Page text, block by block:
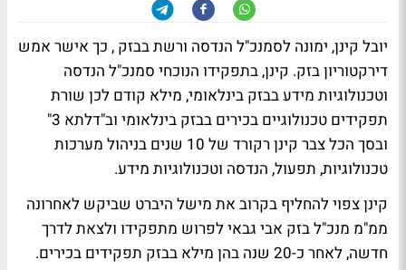
יובל קינן, ימונה לסמנכ"ל הנדסה ורשת בבזק , כך אישר אמש
דירקטוריון בזק. קינן, בתפקידו הנוכחי סמנכ"ל הנדסה
וטכנולוגיות מידע בבזק בינלאומי, מילא קודם לכן שורת
תפקידים טכנולוגיים בכירים בבזק בינלאומי וב"דלתא 3"
ובסך הכל צבר קינן רקורד של 10 שנים בניהול מערכות
טכנולוגיות, תפעול, הנדסה וטכנולוגיות מידע.
קינן צפוי להחליף בקרוב את מישל היברט שביקש לאחרונה
ממ"מ מנכ"ל בזק אבי גבאי לפרוש מתפקידו ולצאת לדרך
חדשה, לאחר כ-20 שנה בהן מילא בבזק תפקידים בכירים.